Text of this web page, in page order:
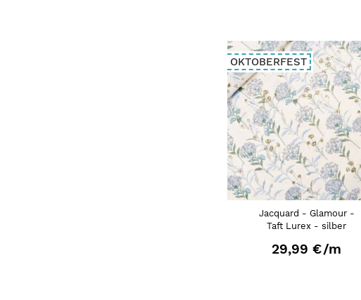
OKTOBERFEST
Jacquard - Glamour -
Taft Lurex - silber
29,99 €/m